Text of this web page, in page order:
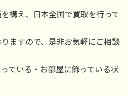
構え、日本全国で買取を行って
ますので、是非お気軽にご相談
ている・お部屋に飾っている状